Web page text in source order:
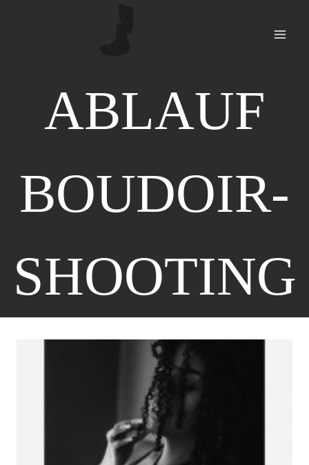
ABLAUF
BOUDOIR-
SHOOTING